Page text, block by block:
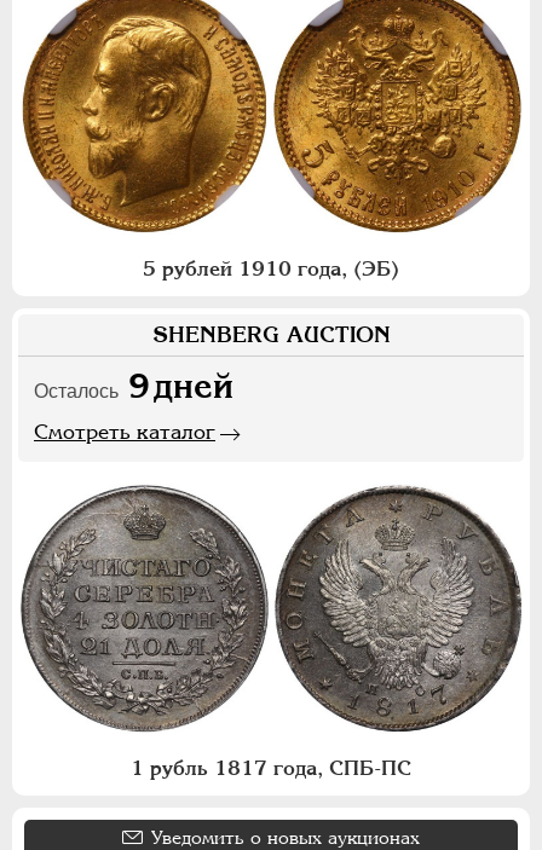
5 рублей 1910 года, (ЭБ)
SHENBERG AUCTION
Осталось 9дней
Смотреть каталог
1 рубль 1817 года, СПБ-ПС
Уведомить о новых аукционах